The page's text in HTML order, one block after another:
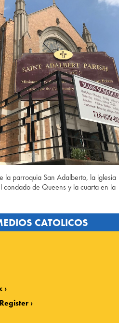
la parroquia San Adalberto, la iglesia
condado de Queens y la cuarta en la
CATOLICOS